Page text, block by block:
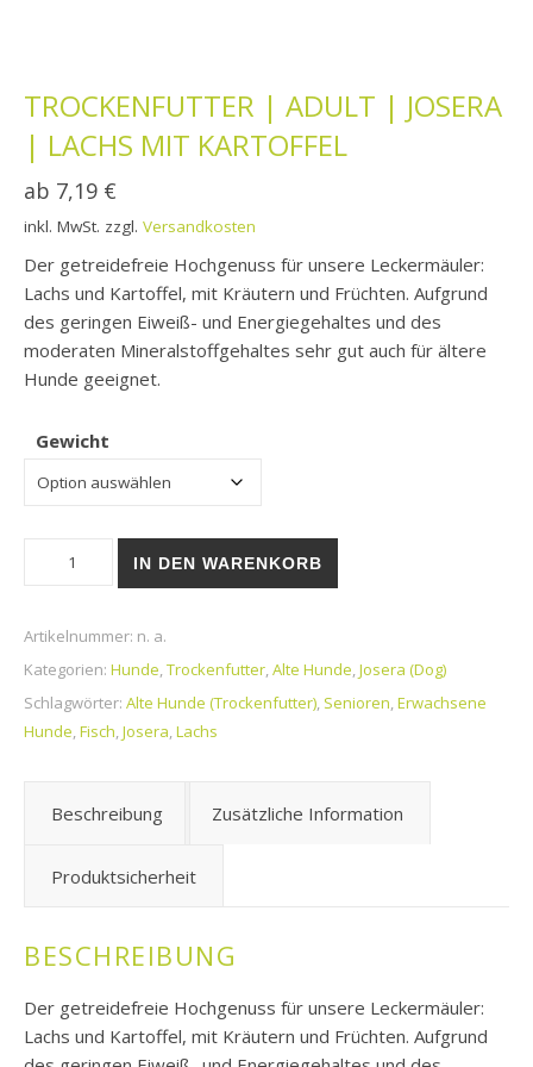
TROCKENFUTTER | ADULT | JOSERA
| LACHS MIT KARTOFFEL
ab 7,19 €
inkl. MwSt. zzgl. Versandkosten
Der getreidefreie Hochgenuss für unsere Leckermäuler:
Lachs und Kartoffel, mit Kräutern und Früchten. Aufgrund
des geringen Eiweiß- und Energiegehaltes und des
moderaten Mineralstoffgehaltes sehr gut auch für ältere
Hunde geeignet.
Gewicht
Trockenfutter | Adult | JOSERA | Lachs mit Kartoffel Menge
IN DEN WARENKORB
Artikelnummer: n. a.
Kategorien: Hunde,Trockenfutter,Alte Hunde,Josera (Dog)
Schlagwörter: Alte Hunde (Trockenfutter), Senioren,Erwachsene
Hunde,Fisch,Josera,Lachs
Beschreibung Zusätzliche Information
Produktsicherheit
BESCHREIBUNG
Der getreidefreie Hochgenuss für unsere Leckermäuler:
Lachs und Kartoffel, mit Kräutern und Früchten. Aufgrund